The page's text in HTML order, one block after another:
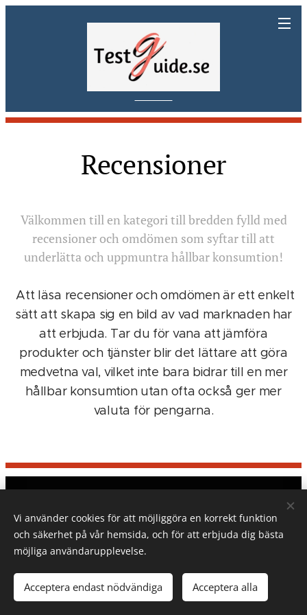
Recensioner
Välkommen till en kategori till bredden fylld med
recensioner och omdömen som syftar till att
underlätta och uppmuntra hållbar konsumtion!
Att läsa recensioner och omdömen är ett enkelt
sätt att skapa sig en bild av vad marknaden har
att erbjuda. Tar du för vana att jämföra
produkter och tjänster blir det lättare att göra
medvetna val, vilket inte bara bidrar till en mer
hållbar konsumtion utan ofta också ger mer
valuta för pengarna.
Om testguide.se/Integritetspolicy
Alla rättigheter reserverade.
Skapad medWebnode Cookies
Vi använder cookies för att möjliggöra en korrekt funktion
och säkerhet på vår hemsida, och för att erbjuda dig bästa
möjliga användarupplevelse.
Acceptera endast nödvändiga Acceptera alla